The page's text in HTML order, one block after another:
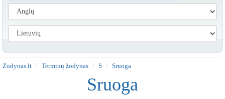
Zodynas.lt Terminų žodynas S Sruoga
Sruoga